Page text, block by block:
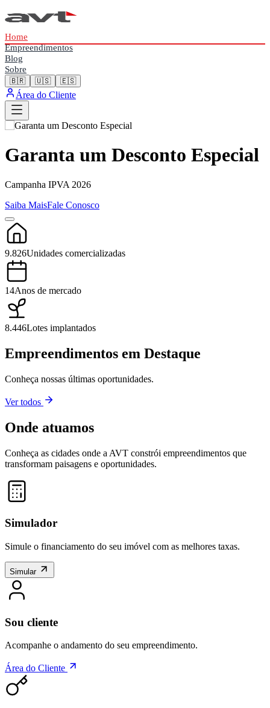
Home
Empreendimentos
Blog
Sobre
🇧🇷 🇺🇸 🇪🇸
Área do Cliente
Garanta um Desconto Especial
Campanha IPVA 2026
Saiba MaisFale Conosco
9.826Unidades comercializadas
14Anos de mercado
8.446Lotes implantados
Empreendimentos em Destaque
Conheça nossas últimas oportunidades.
Ver todos
Onde atuamos
Conheça as cidades onde a AVT constrói empreendimentos que
transformam paisagens e oportunidades.
+
Simulador
Simule o financiamento do seu imóvel com as melhores taxas.
Simular
Sou cliente
Acompanhe o andamento do seu empreendimento.
Área do Cliente